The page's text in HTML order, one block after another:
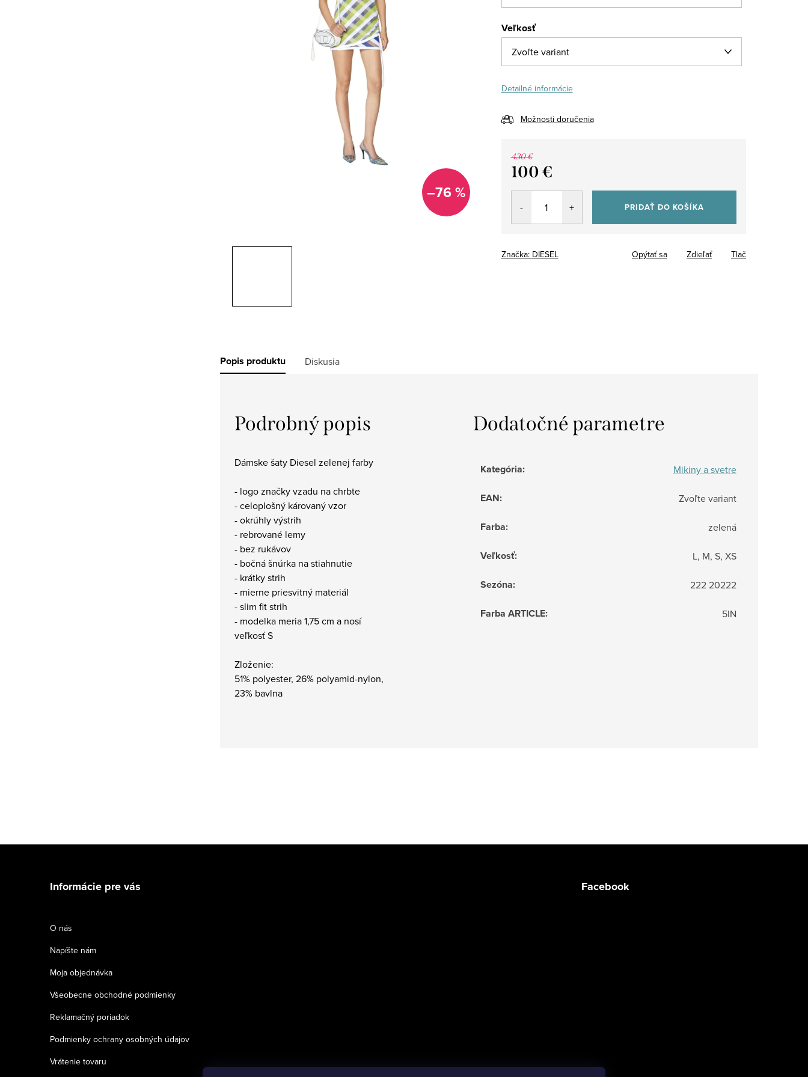
–76 %
Veľkosť
Detailné informácie
Možnosti doručenia
430 €
100 €
Jednotková
PRIDAŤ DO KOŠÍKA
Značka: DIESEL Tlač
Opýtať sa Zdieľať
Popis produktu Diskusia
Podrobný popis
Dámske šaty Diesel zelenej farby
- logo značky vzadu na chrbte
- celoplošný károvaný vzor
- okrúhly výstrih
- rebrované lemy
- bez rukávov
- bočná šnúrka na stiahnutie
- krátky strih
- mierne priesvitný materiál
- slim fit strih
- modelka meria 1,75 cm a nosí
veľkosť S
Zloženie:
51% polyester, 26% polyamid-nylon,
23% bavlna
Dodatočné parametre
Kategória: Mikiny a svetre
EAN: Zvoľte variant
Farba: zelená
Veľkosť: L, M, S, XS
Sezóna: 222 20222
Farba ARTICLE: 5IN
Informácie pre vás
O nás
Napíšte nám
Moja objednávka
Všeobecne obchodné podmienky
Reklamačný poriadok
Podmienky ochrany osobných údajov
Vrátenie tovaru
Facebook